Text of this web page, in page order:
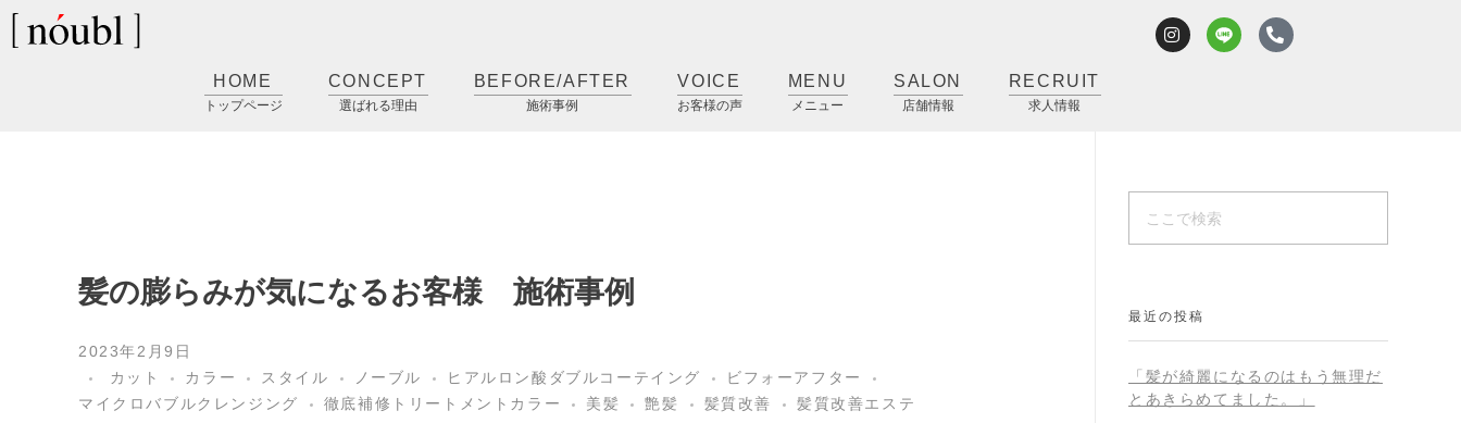
HOME
トップページ
CONCEPT
選ばれる理由
BEFORE/AFTER
施術事例
VOICE
お客様の声
MENU
メニュー
SALON
店舗情報
RECRUIT
求人情報
髪の膨らみが気になるお客様 施術事例
2023年2月9日
カット
カラー スタイル ノーブル ヒアルロン酸ダブルコーテイング
ビフォーアフター
マイクロバブルクレンジング
徹底補修トリートメントカラー 美髪 艶髪 髪質改善 髪質改善エステ
最近の投稿
「髪が綺麗になるのはもう無理だ
とあきらめてました。」